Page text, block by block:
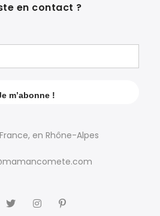
en contact ?
en Rhône-Alpes